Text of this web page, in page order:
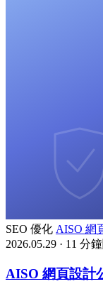
SEO 優化 AISO 網
2026.05.29 · 11 分
AISO 網頁設計